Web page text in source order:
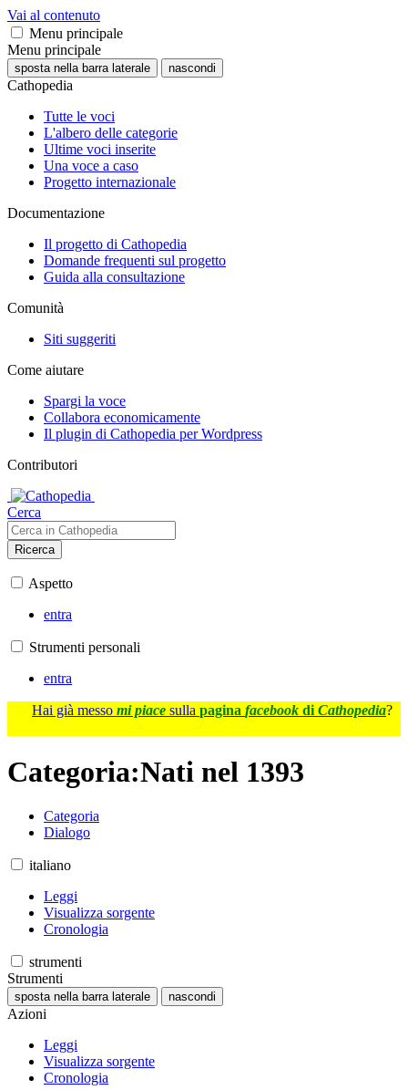
Vai al contenuto
Menu principale
Menu principale
sposta nella barra laterale nascondi
Cathopedia
Tutte le voci
L'albero delle categorie
Ultime voci inserite
Una voce a caso
Progetto internazionale
Documentazione
Il progetto di Cathopedia
Domande frequenti sul progetto
Guida alla consultazione
Comunità
Siti suggeriti
Come aiutare
Spargi la voce
Collabora economicamente
Il plugin di Cathopedia per Wordpress
Contributori
Cerca
Ricerca
Aspetto
entra
Strumenti personali
entra
Hai già messo mi piace sulla pagina facebook di Cathopedia?
Categoria:Nati nel 1393
Categoria
Dialogo
italiano
Leggi
Visualizza sorgente
Cronologia
strumenti
Strumenti
sposta nella barra laterale nascondi
Azioni
Leggi
Visualizza sorgente
Cronologia